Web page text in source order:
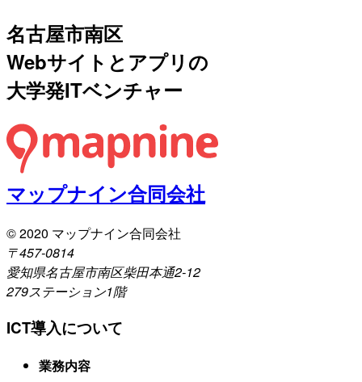
名古屋市南区
Webサイトとアプリの
大学発ITベンチャー
マップナイン合同会社
© 2020 マップナイン合同会社
〒457-0814
愛知県名古屋市南区柴田本通2-12
279ステーション1階
ICT導入について
業務内容